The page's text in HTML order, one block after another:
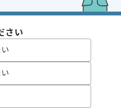
会社 , BtoC向け
さい